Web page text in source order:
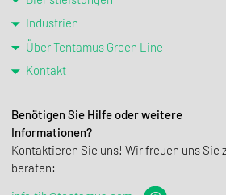
Industrien
Über Tentamus Green Line
Kontakt
Benötigen Sie Hilfe oder weitere
Informationen?
Kontak­tieren Sie uns! Wir freuen uns Sie
beraten: